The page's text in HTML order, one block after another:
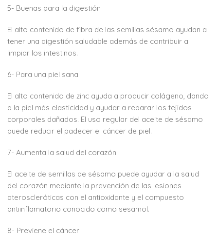
5- Buenas para la digestión
El alto contenido de fibra de las semillas sésamo ayudan a
tener una digestión saludable además de contribuir a
limpiar los intestinos.
6- Para una piel sana
El alto contenido de zinc ayuda a producir colágeno, dando
a la piel más elasticidad y ayudar a reparar los tejidos
corporales dañados. El uso regular del aceite de sésamo
puede reducir el padecer el cáncer de piel.
7- Aumenta la salud del corazón
El aceite de semillas de sésamo puede ayudar a la salud
del corazón mediante la prevención de las lesiones
ateroscleróticas con el antioxidante y el compuesto
antiinflamatorio conocido como sesamol.
8- Previene el cáncer